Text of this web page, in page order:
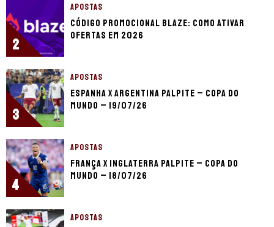
2
APOSTAS
Código promocional Blaze: como ativar
ofertas em 2026
3
APOSTAS
Espanha x Argentina palpite – Copa do
Mundo – 19/07/26
4
APOSTAS
França x Inglaterra palpite – Copa do
Mundo – 18/07/26
APOSTAS